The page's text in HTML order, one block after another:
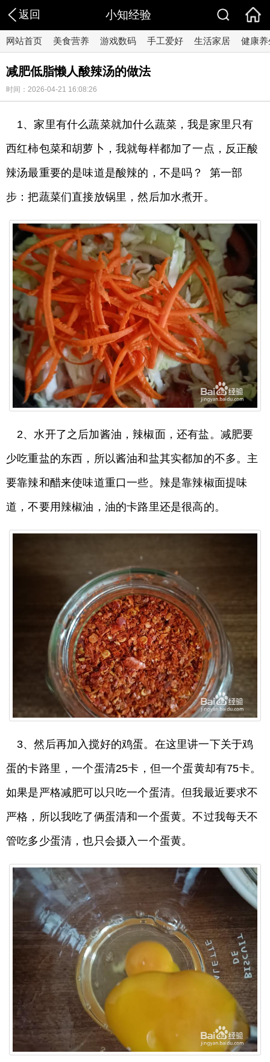
返回 小知经验
网站首页 美食营养 游戏数码 手工爱好 生活家居 健康养
减肥低脂懒人酸辣汤的做法
时间：2026-04-21 16:08:26
1、家里有什么蔬菜就加什么蔬菜，我是家里只有
西红柿包菜和胡萝卜，我就每样都加了一点，反正酸
辣汤最重要的是味道是酸辣的，不是吗？ 第一部
步：把蔬菜们直接放锅里，然后加水煮开。
2、水开了之后加酱油，辣椒面，还有盐。减肥要
少吃重盐的东西，所以酱油和盐其实都加的不多。主
要靠辣和醋来使味道重口一些。辣是靠辣椒面提味
道，不要用辣椒油，油的卡路里还是很高的。
3、然后再加入搅好的鸡蛋。在这里讲一下关于鸡
蛋的卡路里，一个蛋清25卡，但一个蛋黄却有75卡。
如果是严格减肥可以只吃一个蛋清。但我最近要求不
严格，所以我吃了俩蛋清和一个蛋黄。不过我每天不
管吃多少蛋清，也只会摄入一个蛋黄。